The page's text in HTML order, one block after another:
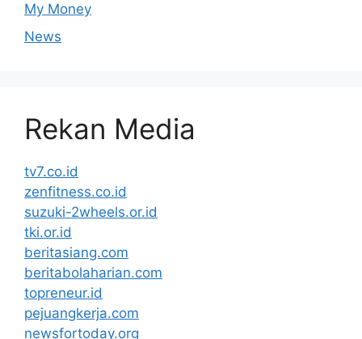
My Money
News
Rekan Media
tv7.co.id
zenfitness.co.id
suzuki-2wheels.or.id
tki.or.id
beritasiang.com
beritabolaharian.com
topreneur.id
pejuangkerja.com
newsfortoday.org